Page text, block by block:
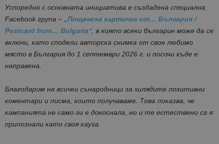
Успоредно с основната инициатива е създадена специална
Facebook група – „Пощенска картичка от… България /
Postcard from… Bulgaria“ , в която всеки българин може да се
включи, като сподели авторска снимка от свое любимо
място в България до 1 септември 2026 г. и посочи къде е
направена.
Благодарим на всички сънародници за хилядите позитивни
коментари и писма, които получаваме. Това показва, че
кампанията не само ги е докоснала, но и те естествено са я
припознали като своя кауза.